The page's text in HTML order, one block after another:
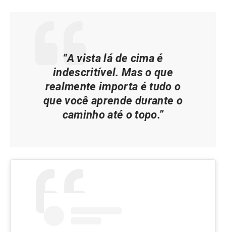
“A vista lá de cima é
indescritível. Mas o que
realmente importa é tudo o
que você aprende durante o
caminho até o topo.”